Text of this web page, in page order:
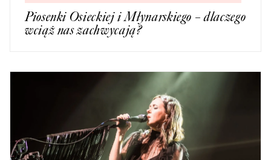
Piosenki Osieckiej i Młynarskiego – dlaczego
wciąż nas zachwycają?